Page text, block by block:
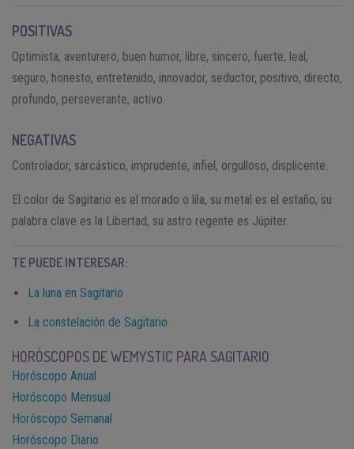
POSITIVAS
Optimista, aventurero, buen humor, libre, sincero, fuerte, leal,
seguro, honesto, entretenido, innovador, seductor, positivo, directo,
profundo, perseverante, activo.
NEGATIVAS
Controlador, sarcástico, imprudente, infiel, orgulloso, displicente.
El color de Sagitario es el morado o lila, su metal es el estaño, su
palabra clave es la Libertad, su astro regente es Júpiter.
TE PUEDE INTERESAR:
La luna en Sagitario
La constelación de Sagitario
HORÓSCOPOS DE WEMYSTIC PARA SAGITARIO
Horóscopo Anual
Horóscopo Mensual
Horóscopo Semanal
Horóscopo Diario